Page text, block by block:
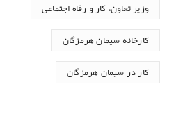
وزیر تعاون، کار و رفاه اجتماعی
کارخانه سیمان هرمزگان
کار در سیمان هرمزگان